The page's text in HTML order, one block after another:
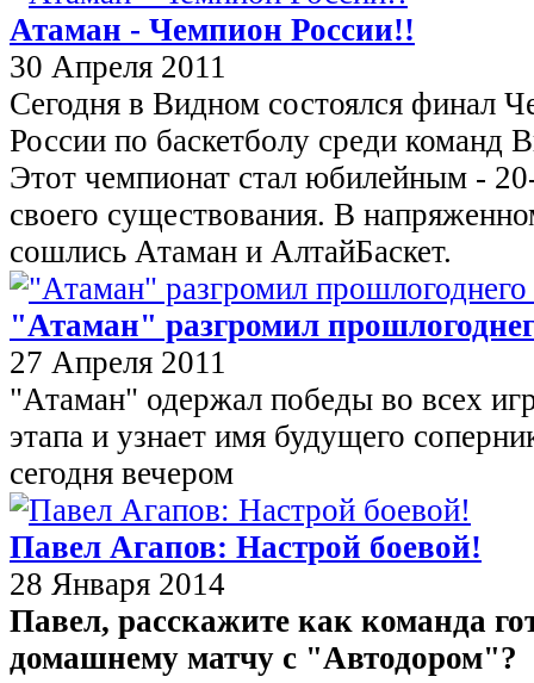
Атаман - Чемпион России!!
30 Апреля 2011
Сегодня в Видном состоялся финал
России по баскетболу среди команд
Этот чемпионат стал юбилейным -
своего существования. В
сошлись Атаман и АлтайБаскет.
"Атаман" разгромил
27 Апреля 2011
"Атаман" одержал победы во всех
этапа и узнает имя будущего
сегодня вечером
Павел Агапов: Настрой боевой!
28 Января 2014
Павел, расскажите как команда
домашнему матчу с "Автодором"?